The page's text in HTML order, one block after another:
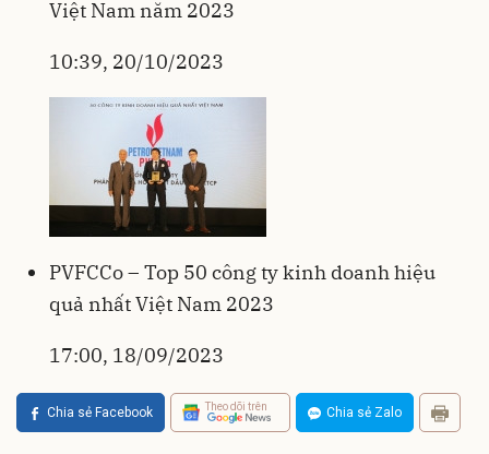
Việt Nam năm 2023
10:39, 20/10/2023
PVFCCo – Top 50 công ty kinh doanh hiệu
quả nhất Việt Nam 2023
17:00, 18/09/2023
Chia sẻ Facebook Theo dõi trên Chia sẻ Zalo